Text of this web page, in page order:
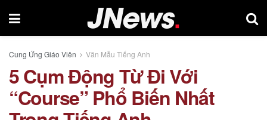
Cung Ứng Giáo Viên Văn Mẫu Tiếng Anh
5 Cụm Động Từ Đi Với
“Course” Phổ Biến Nhất